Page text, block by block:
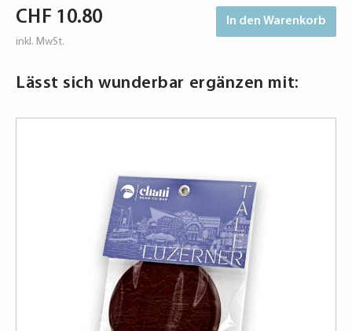
Piadina
Menge
CHF 10.80
inkl. MwSt.
In den Warenkorb
Lässt sich wunderbar ergänzen mit: